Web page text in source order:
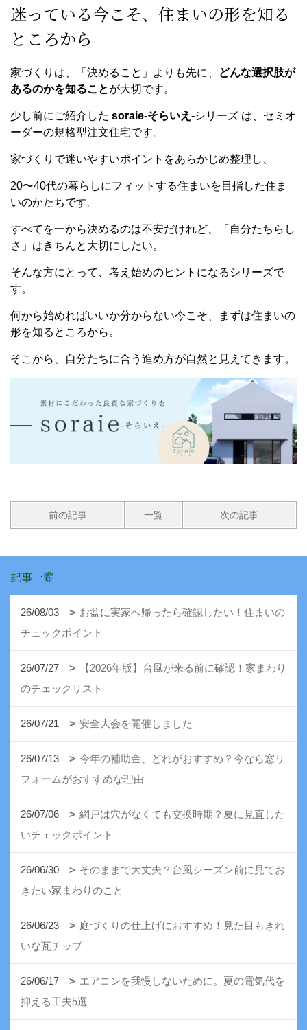
迷っている今こそ、住まいの形を知る
ところから
家づくりは、「決めること」よりも先に、
どんな選択肢が
あるのかを知ることが大切です。
少し前にご紹介した soraie-そらいえ-シリーズ は、セミオ
ーダーの規格型注文住宅です。
家づくりで迷いやすいポイントをあらかじめ整理し、
20〜40代の暮らしにフィットする住まいを目指した住ま
いのかたちです。
すべてを一から決めるのは不安だけれど、「自分たちらし
さ」はきちんと大切にしたい。
そんな方にとって、考え始めのヒントになるシリーズで
す。
何から始めればいいか分からない今こそ、まずは住まいの
形を知るところから。
そこから、自分たちに合う進め方が自然と見えてきます。
前の記事 一覧 次の記事
記事一覧
26/08/03
お盆に実家へ帰ったら確認したい！住まいの
チェックポイント
26/07/27
【2026年版】台風が来る前に確認！家まわり
のチェックリスト
26/07/21 安全大会を開催しました
26/07/13
今年の補助金、どれがおすすめ？今なら窓リ
フォームがおすすめな理由
26/07/06
網戸は穴がなくても交換時期？夏に見直した
いチェックポイント
26/06/30
そのままで大丈夫？台風シーズン前に見てお
きたい家まわりのこと
26/06/23
庭づくりの仕上げにおすすめ！見た目もきれ
いな瓦チップ
26/06/17
エアコンを我慢しないために。夏の電気代を
抑える工夫5選